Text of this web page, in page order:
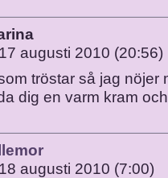
augusti 2010 (20:56)
tröstar så jag nöjer
dig en varm kram
augusti 2010 (7:00)